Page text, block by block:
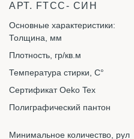
АРТ. FTСС- СИН
Основные характеристики:
Толщина, мм
Плотность, гр/кв.м
Температура стирки, С°
Сертификат Oeko Tex
Полиграфический пантон
Минимальное количество, рул